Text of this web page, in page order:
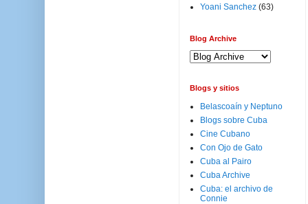
Yoani Sanchez (63)
Blog Archive
Blogs y sitios
Belascoaín y Neptuno
Blogs sobre Cuba
Cine Cubano
Con Ojo de Gato
Cuba al Pairo
Cuba Archive
Cuba: el archivo de
Connie